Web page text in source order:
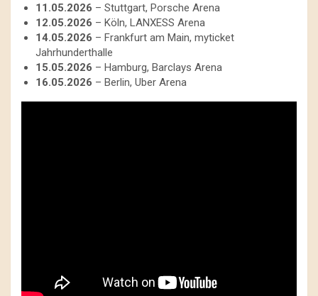
11.05.2026 – Stuttgart, Porsche Arena
12.05.2026 – Köln, LANXESS Arena
14.05.2026 – Frankfurt am Main, myticket
Jahrhunderthalle
15.05.2026 – Hamburg, Barclays Arena
16.05.2026 – Berlin, Uber Arena